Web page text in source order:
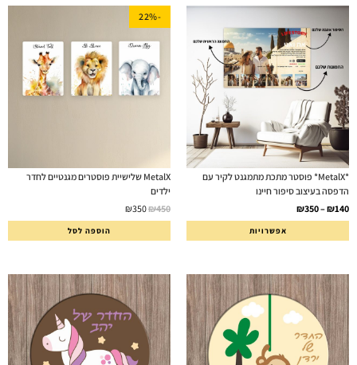
*MetalX* פוסטר מתכת מתמגנט לקיר עם
הדפסה בעיצוב סיפור חיינו
₪140
–
₪350
אפשרויות
-22%
MetalX שלישיית פוסטרים מגנטיים לחדר
ילדים
₪450
₪350
הוספה לסל